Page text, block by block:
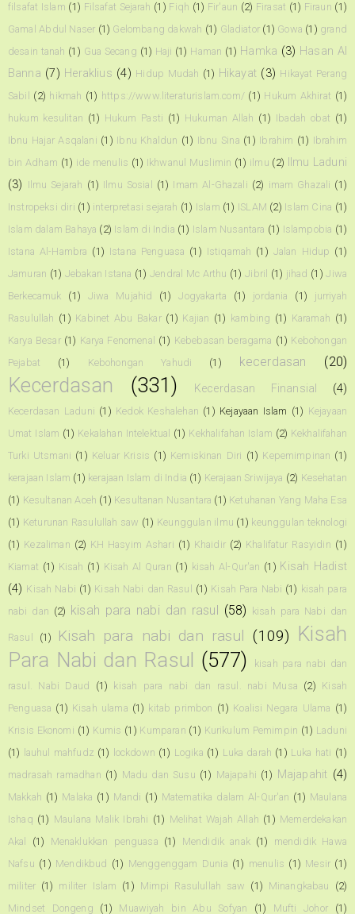
filsafat Islam (1) Filsafat Sejarah (1) Fiqh (1) Fir'aun (2) Firasat (1) Firaun (1)
Gamal Abdul Naser (1) Gelombang dakwah (1) Gladiator (1) Gowa (1) grand
desain tanah (1) Gua Secang (1) Haji (1) Haman (1) Hamka (3) Hasan Al
Banna (7) Heraklius (4) Hidup Mudah (1) Hikayat (3) Hikayat Perang
Sabil
(2) hikmah (1) https://www.literaturislam.com/ (1) Hukum Akhirat (1)
hukum kesulitan (1) Hukum Pasti (1) Hukuman Allah (1) Ibadah obat (1)
Ibnu Hajar Asqalani (1) Ibnu Khaldun (1) Ibnu Sina (1) Ibrahim (1) Ibrahim
bin Adham (1) ide menulis (1) Ikhwanul Muslimin (1) ilmu (2)
Ilmu Laduni
(3) Ilmu Sejarah (1) Ilmu Sosial (1) Imam Al-Ghazali (2) imam Ghazali (1)
Instropeksi diri (1) interpretasi sejarah (1) Islam (1) ISLAM (2) Islam Cina (1)
Islam dalam Bahaya (2) Islam di India (1) Islam Nusantara (1) Islampobia (1)
Istana Al-Hambra (1) Istana Penguasa (1) Istiqamah (1) Jalan Hidup (1)
Jamuran (1) Jebakan Istana (1) Jendral Mc Arthu (1) Jibril (1) jihad (1) Jiwa
Berkecamuk
(1) Jiwa Mujahid (1) Jogyakarta (1) jordania (1)
jurriyah
Rasulullah (1) Kabinet Abu Bakar (1) Kajian (1) kambing (1) Karamah (1)
Karya Besar (1) Karya Fenomenal (1) Kebebasan beragama (1) Kebohongan
Pejabat
(1) Kebohongan Yahudi (1) kecerdasan (20)
Kecerdasan (331) Kecerdasan Finansial (4)
Kecerdasan Laduni (1) Kedok Keshalehan (1) Kejayaan Islam (1) Kejayaan
Umat Islam (1) Kekalahan Intelektual (1) Kekhalifahan Islam (2) Kekhalifahan
Turki Utsmani (1) Keluar Krisis (1) Kemiskinan Diri (1) Kepemimpinan (1)
kerajaan Islam (1) kerajaan Islam di India (1) Kerajaan Sriwijaya (2) Kesehatan
(1) Kesultanan Aceh (1) Kesultanan Nusantara (1) Ketuhanan Yang Maha Esa
(1) Keturunan Rasulullah saw (1) Keunggulan ilmu (1) keunggulan teknologi
(1) Kezaliman (2) KH Hasyim Ashari (1) Khaidir (2) Khalifatur Rasyidin (1)
Kiamat (1) Kisah (1) Kisah Al Quran (1) kisah Al-Qur'an (1) Kisah Hadist
(4) Kisah Nabi (1) Kisah Nabi dan Rasul (1) Kisah Para Nabi (1) kisah para
nabi dan (2) kisah para nabi dan rasul (58) kisah para Nabi dan
Rasul (1) Kisah para nabi dan rasul (109) Kisah
Para Nabi dan Rasul (577)
kisah para nabi dan
rasul. Nabi Daud
(1) kisah para nabi dan rasul. nabi Musa (2) Kisah
Penguasa (1) Kisah ulama (1) kitab primbon (1) Koalisi Negara Ulama (1)
Krisis Ekonomi (1) Kumis (1) Kumparan (1) Kurikulum Pemimpin (1) Laduni
(1) lauhul mahfudz (1) lockdown (1) Logika (1) Luka darah (1) Luka hati (1)
madrasah ramadhan (1) Madu dan Susu (1) Majapahi (1) Majapahit (4)
Makkah (1) Malaka (1) Mandi (1) Matematika dalam Al-Qur'an (1) Maulana
Ishaq (1) Maulana Malik Ibrahi (1) Melihat Wajah Allah (1) Memerdekakan
Akal
(1) Menaklukkan penguasa (1) Mendidik anak (1)
mendidik Hawa
Nafsu (1) Mendikbud (1) Menggenggam Dunia (1) menulis (1) Mesir (1)
militer (1) militer Islam (1) Mimpi Rasulullah saw (1) Minangkabau
(2)
Mindset Dongeng
(1) Muawiyah bin Abu Sofyan (1) Mufti Johor (1)